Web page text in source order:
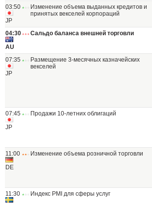
03:50
JP
Изменение объема выданных кредитов и
принятых векселей корпораций
04:30
AU
Сальдо баланса внешней торговли
07:35
JP
Размещение 3-месячных казначейских
векселей
07:45
JP
Продажи 10-летних облигаций
11:00
DE
Изменение объема розничной торговли
11:30
Индекс PMI для сферы услуг